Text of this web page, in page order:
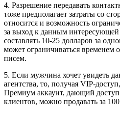
4. Разрешение передавать
тоже предполагает затраты со
относится и возможность
за выход к данным
составлять 10-25 долларов за
может ограничиваться временем
писем.
5. Если мужчина хочет увидеть
агентства, то, получая VIP-
Премиум аккаунт, дающий
клиентов, можно продавать за